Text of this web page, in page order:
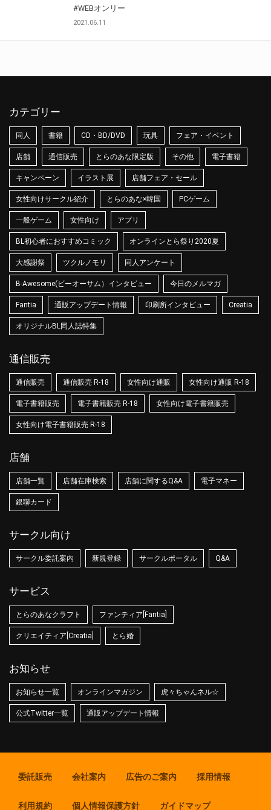
#WEBオンリー
2021.06.11
カテゴリー
同人 書籍 CD・BD/DVD 玩具 フェア・イベント
店舗 通信販売 とらのあな限定版 その他 電子書籍
キャンペーン イラスト展 店舗フェア・セール
女性向けサークル紹介 とらのあな×韓国 PCゲーム
一般ゲーム 女性向け アプリ
BL初心者におすすめコミック オンラインとら祭り2020夏
大感謝祭 ツクルノモリ 同人アンケート
B-Awesome(ビーオーサム）インタビュー 今日のメルマガ
Fantia 通販アップデート情報 印刷所インタビュー Creatia
オリジナルBL同人誌特集
通信販売
通信販売 通信販売 R-18 女性向け通販 女性向け通販 R-18
電子書籍販売 電子書籍販売 R-18 女性向け電子書籍販売
女性向け電子書籍販売 R-18
店舗
店舗一覧 店舗在庫検索 店舗に関するQ&A 電子マネー
銀聯カード
サークル向け
サークル委託案内 新規登録 サークルポータル Q&A
サービス
とらのあなクラフト ファンティア[Fantia]
クリエイティア[Creatia] とら婚
お知らせ
お知らせ一覧 オンラインマガジン 虎々ちゃんネル☆
公式Twitter一覧 通販アップデート情報
委託販売 会社案内 広告のご案内 採用情報
利用規約 個人情報保護方針 ガイドマップ